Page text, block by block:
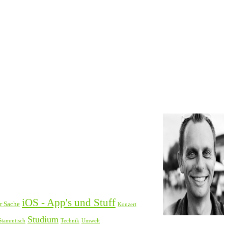
Sache iOS - App's und Stuff Konzert
Studium Technik Umwelt